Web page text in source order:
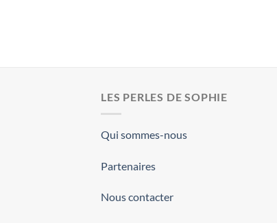
LES PERLES DE SOPHIE
Qui sommes-nous
Partenaires
Nous contacter